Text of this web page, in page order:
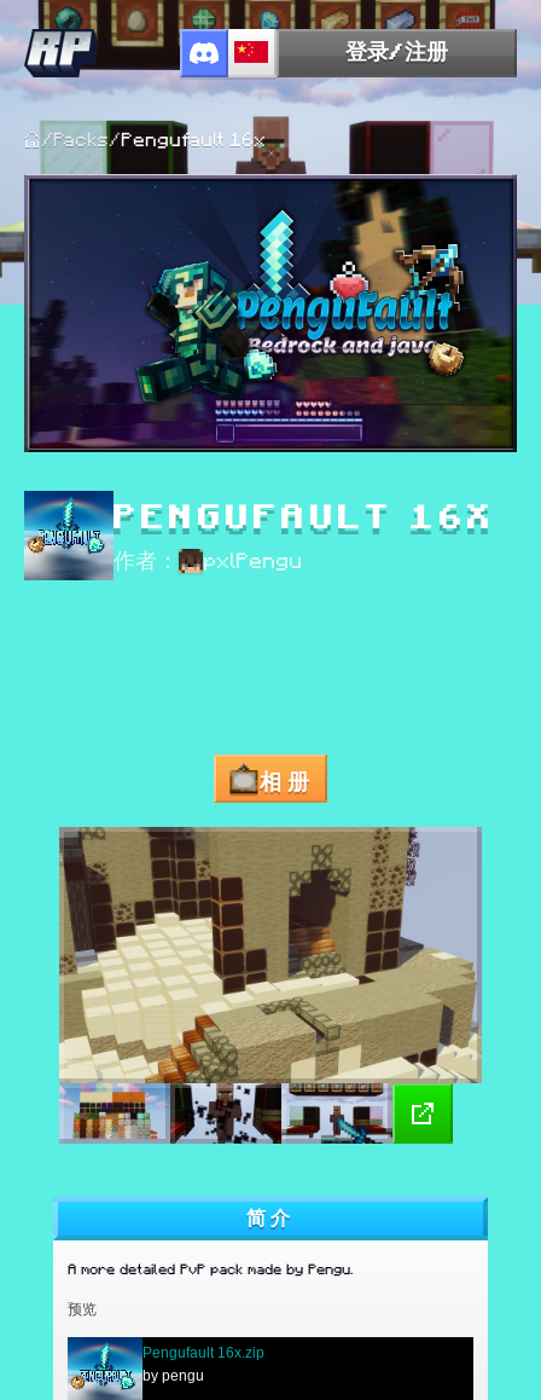
登录/注册
/Packs/ Pengufault 16x
PENGUFAULT 16X
作者： pxlPengu
相册
简介
A more detailed PvP pack made by Pengu.
预览
Pengufault 16x.zip
by pengu